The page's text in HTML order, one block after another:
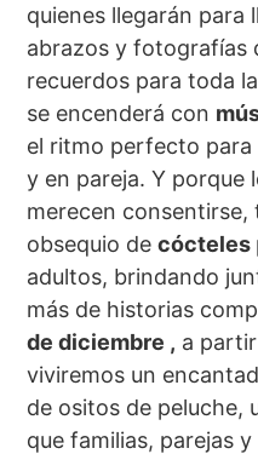
quienes llegarán para
abrazos y fotografías
recuerdos para toda
se encenderá con
el ritmo perfecto
y en pareja. Y porque
merecen consentirse,
obsequio decócteles
adultos, brindando
más de historias
de diciembre , a
viviremos un
de ositos de peluche,
que familias, parejas